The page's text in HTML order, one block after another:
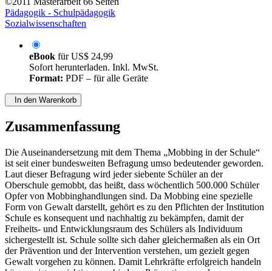
Pädagogik - Schulpädagogik
Sozialwissenschaften
eBook fürUS$ 24,99
Sofort herunterladen. Inkl. MwSt.
Format: PDF – für alle Geräte
In den Warenkorb
Zusammenfassung
Die Auseinandersetzung mit dem Thema „Mobbing in der Schule“
ist seit einer bundesweiten Befragung umso bedeutender geworden.
Laut dieser Befragung wird jeder siebente Schüler an der
Oberschule gemobbt, das heißt, dass wöchentlich 500.000 Schüler
Opfer von Mobbinghandlungen sind. Da Mobbing eine spezielle
Form von Gewalt darstellt, gehört es zu den Pflichten der Institution
Schule es konsequent und nachhaltig zu bekämpfen, damit der
Freiheits- und Entwicklungsraum des Schülers als Individuum
sichergestellt ist. Schule sollte sich daher gleichermaßen als ein Ort
der Prävention und der Intervention verstehen, um gezielt gegen
Gewalt vorgehen zu können. Damit Lehrkräfte erfolgreich handeln